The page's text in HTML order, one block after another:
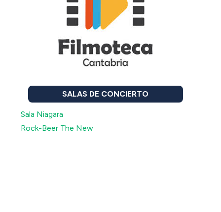
SALAS DE CONCIERTO
Sala Niagara
Rock-Beer The New